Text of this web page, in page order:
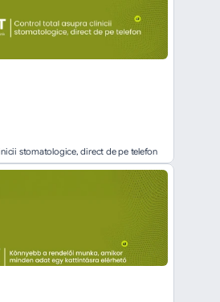
stomatologice, direct de pe telefon